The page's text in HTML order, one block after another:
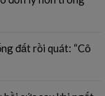
đất rồi quát: “Cô